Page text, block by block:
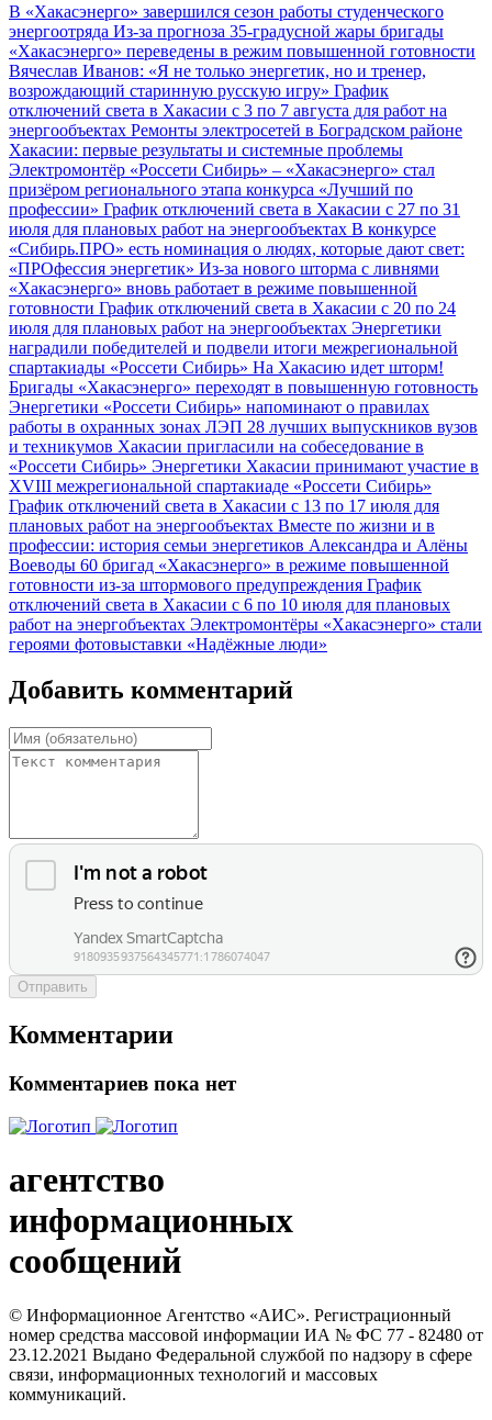
В «Хакасэнерго» завершился сезон работы студенческого
энергоотряда Из-за прогноза 35-градусной жары бригады
«Хакасэнерго» переведены в режим повышенной готовности
Вячеслав Иванов: «Я не только энергетик, но и тренер,
возрождающий старинную русскую игру» График
отключений света в Хакасии с 3 по 7 августа для работ на
энергообъектах Ремонты электросетей в Боградском районе
Хакасии: первые результаты и системные проблемы
Электромонтёр «Россети Сибирь» – «Хакасэнерго» стал
призёром регионального этапа конкурса «Лучший по
профессии» График отключений света в Хакасии с 27 по 31
июля для плановых работ на энергообъектах В конкурсе
«Сибирь.ПРО» есть номинация о людях, которые дают свет:
«ПРОфессия энергетик» Из-за нового шторма с ливнями
«Хакасэнерго» вновь работает в режиме повышенной
готовности График отключений света в Хакасии с 20 по 24
июля для плановых работ на энергообъектах Энергетики
наградили победителей и подвели итоги межрегиональной
спартакиады «Россети Сибирь» На Хакасию идет шторм!
Бригады «Хакасэнерго» переходят в повышенную готовность
Энергетики «Россети Сибирь» напоминают о правилах
работы в охранных зонах ЛЭП 28 лучших выпускников вузов
и техникумов Хакасии пригласили на собеседование в
«Россети Сибирь» Энергетики Хакасии принимают участие в
XVIII межрегиональной спартакиаде «Россети Сибирь»
График отключений света в Хакасии с 13 по 17 июля для
плановых работ на энергообъектах Вместе по жизни и в
профессии: история семьи энергетиков Александра и Алёны
Воеводы 60 бригад «Хакасэнерго» в режиме повышенной
готовности из-за штормового предупреждения График
отключений света в Хакасии с 6 по 10 июля для плановых
работ на энергобъектах Электромонтёры «Хакасэнерго» стали
героями фотовыставки «Надёжные люди»
Добавить комментарий
Отправить
Комментарии
Комментариев пока нет
агентство
информационных
сообщений
© Информационное Агентство «АИС». Регистрационный
номер средства массовой информации ИА № ФС 77 - 82480 от
23.12.2021 Выдано Федеральной службой по надзору в сфере
связи, информационных технологий и массовых
коммуникаций.